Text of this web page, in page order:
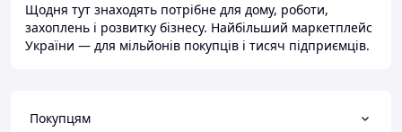
Щодня тут знаходять потрібне для дому, роботи,
захоплень і розвитку бізнесу. Найбільший маркетплейс
України — для мільйонів покупців і тисяч підприємців.
Покупцям